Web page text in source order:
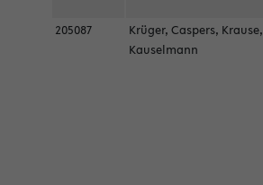
205087
Krüger, Caspers, Krause,
Kauselmann